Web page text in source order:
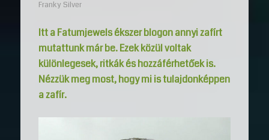
Franky Silver
Itt a Fatumjewels ékszer blogon annyi zafírt
mutattunk már be. Ezek közül voltak
különlegesek, ritkák és hozzáférhetőek is.
Nézzük meg most, hogy mi is tulajdonképpen
a zafír.